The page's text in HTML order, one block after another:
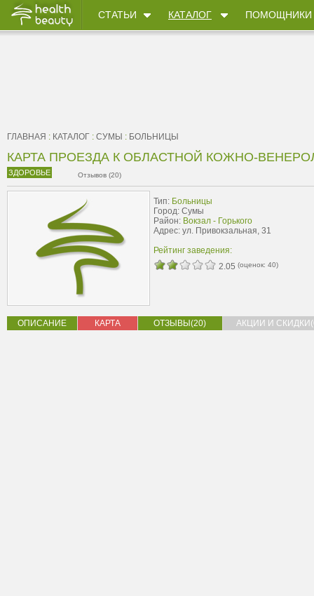
СТАТЬИ КАТАЛОГ ПОМОЩНИКИ
ГЛАВНАЯ : КАТАЛОГ : СУМЫ : БОЛЬНИЦЫ
КАРТА ПРОЕЗДА К ОБЛАСТНОЙ КОЖНО-
ЗДОРОВЬЕ Отзывов (20)
Тип: Больницы
Город: Сумы
Район: Вокзал - Горького
Адрес: ул. Привокзальная, 31
Рейтинг заведения:
2.05 (оценок: 40)
ОПИСАНИЕ КАРТА ОТЗЫВЫ(20) АКЦИИ И